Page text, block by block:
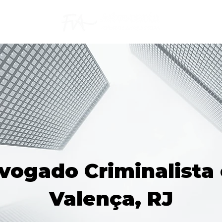
Criminalista
Valença, RJ